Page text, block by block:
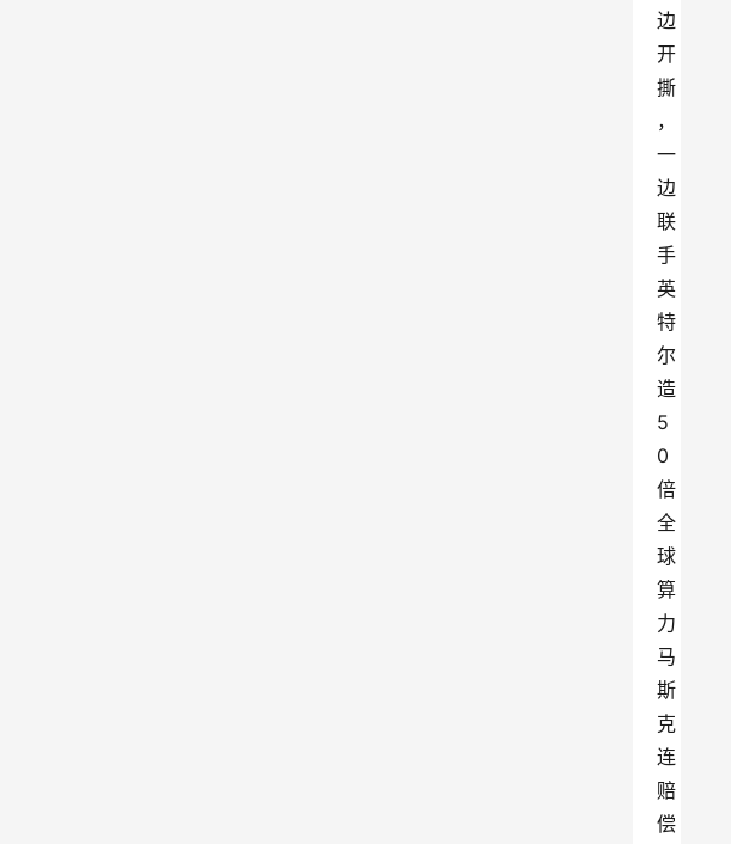
边
开
撕
，
一
边
联
手
英
特
尔
造
5
0
倍
全
球
算
力
马
斯
克
连
赔
偿